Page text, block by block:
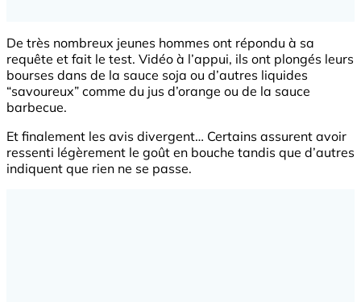
De très nombreux jeunes hommes ont répondu à sa
requête et fait le test. Vidéo à l’appui, ils ont plongés leurs
bourses dans de la sauce soja ou d’autres liquides
“savoureux” comme du jus d’orange ou de la sauce
barbecue.
Et finalement les avis divergent… Certains assurent avoir
ressenti légèrement le goût en bouche tandis que d’autres
indiquent que rien ne se passe.